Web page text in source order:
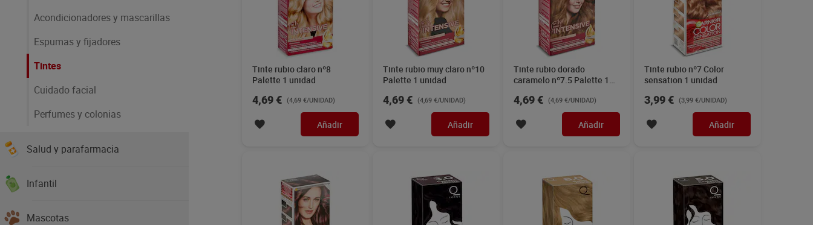
Acondicionadores y mascarillas
Espumas y fijadores
Tintes
Cuidado facial
Perfumes y colonias
Salud y parafarmacia
Infantil
Mascotas
Tinte rubio claro nº8
Palette 1 unidad
4,69 € (4,69 €/UNIDAD)
Añadir
Tinte rubio muy claro nº10
Palette 1 unidad
4,69 € (4,69 €/UNIDAD)
Añadir
Tinte rubio dorado
caramelo nº7.5 Palette 1
4,69 € (4,69 €/UNIDAD)
Añadir
Tinte rubio nº7 Color
sensation 1 unidad
3,99 € (3,99 €/UNIDAD)
Añadir